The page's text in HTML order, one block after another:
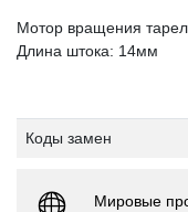
Мотор вращения
Длина штока: 14мм
Коды замен
Мировые